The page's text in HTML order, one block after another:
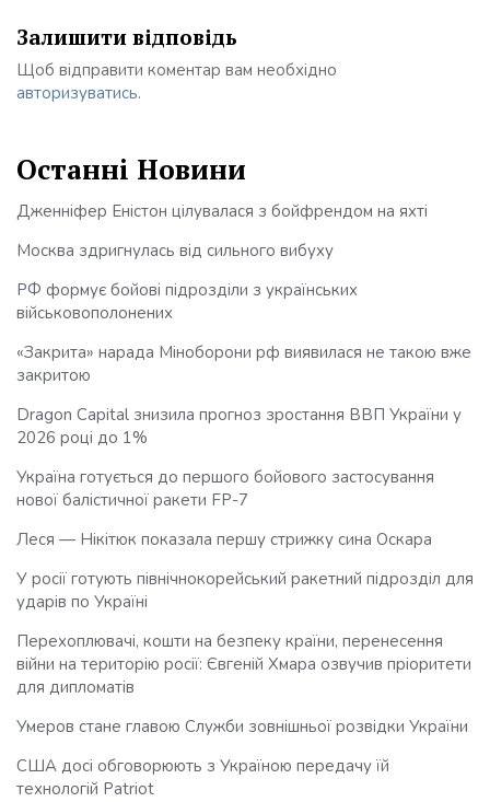
Залишити відповідь
Щоб відправити коментар вам необхідно
авторизуватись.
Останні Новини
Дженніфер Еністон цілувалася з бойфрендом на яхті
Москва здригнулась від сильного вибуху
РФ формує бойові підрозділи з українських
військовополонених
«Закрита» нарада Міноборони рф виявилася не такою вже
закритою
Dragon Capital знизила прогноз зростання ВВП України у
2026 році до 1%
Україна готується до першого бойового застосування
нової балістичної ракети FP-7
Леся — Нікітюк показала першу стрижку сина Оскара
У росії готують північнокорейський ракетний підрозділ для
ударів по Україні
Перехоплювачі, кошти на безпеку країни, перенесення
війни на територію росії: Євгеній Хмара озвучив пріоритети
для дипломатів
Умеров стане главою Служби зовнішньої розвідки України
США досі обговорюють з Україною передачу їй
технологій Patriot